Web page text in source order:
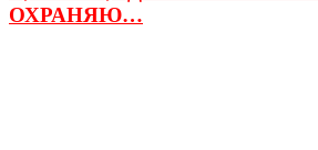
ОХРАНЯЮ…